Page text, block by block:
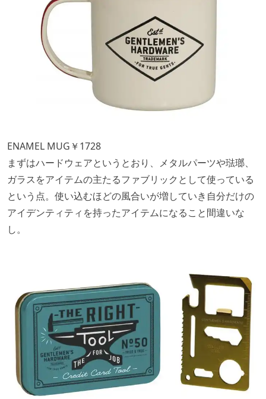
ENAMEL MUG￥1728
まずはハードウェアというとおり、メタルパーツや琺瑯、
ガラスをアイテムの主たるファブリックとして使っている
という点。使い込むほどの風合いが増していき自分だけの
アイデンティティを持ったアイテムになること間違いな
し。